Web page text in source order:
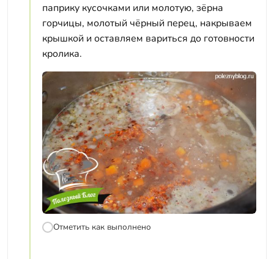
паприку кусочками или молотую, зёрна
горчицы, молотый чёрный перец, накрываем
крышкой и оставляем вариться до готовности
кролика.
Отметить как выполнено